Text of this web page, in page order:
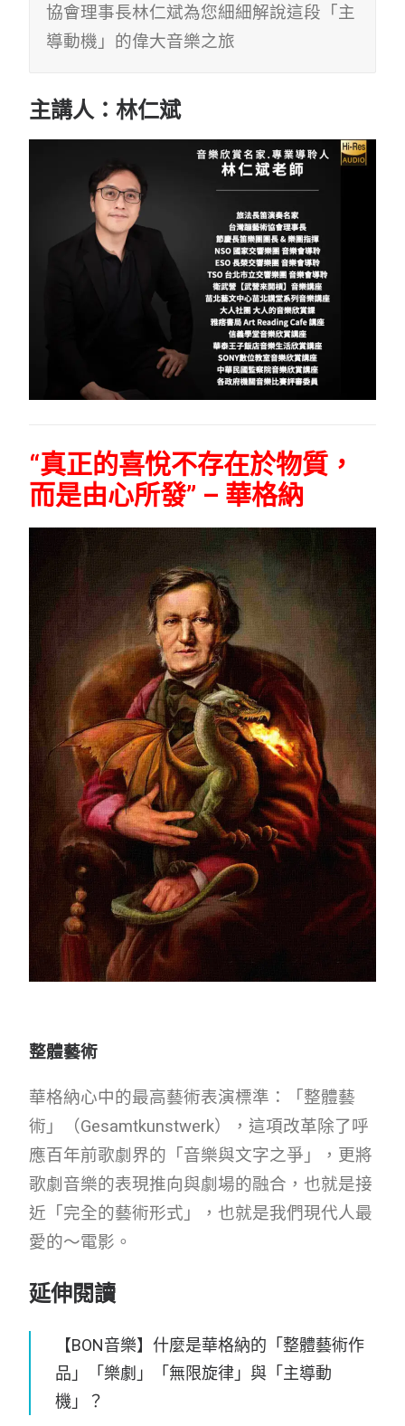
協會理事長林仁斌為您細細解說這段「主
導動機」的偉大音樂之旅
主講人：林仁斌
“真正的喜悅不存在於物質，
而是由心所發” – 華格納
整體藝術
華格納心中的最高藝術表演標準：「整體藝
術」（Gesamtkunstwerk），這項改革除了呼
應百年前歌劇界的「音樂與文字之爭」，更將
歌劇音樂的表現推向與劇場的融合，也就是接
近「完全的藝術形式」，也就是我們現代人最
愛的～電影。
延伸閱讀
【BON音樂】什麼是華格納的「整體藝術作
品」「樂劇」「無限旋律」與「主導動
機」？